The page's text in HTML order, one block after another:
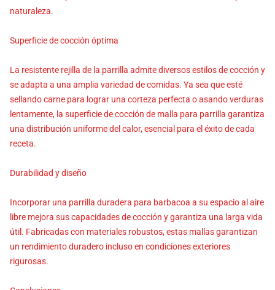
naturaleza.
Superficie de cocción óptima
La resistente rejilla de la parrilla admite diversos estilos de cocción y
se adapta a una amplia variedad de comidas. Ya sea que esté
sellando carne para lograr una corteza perfecta o asando verduras
lentamente, la superficie de cocción de malla para parrilla garantiza
una distribución uniforme del calor, esencial para el éxito de cada
receta.
Durabilidad y diseño
Incorporar una parrilla duradera para barbacoa a su espacio al aire
libre mejora sus capacidades de cocción y garantiza una larga vida
útil. Fabricadas con materiales robustos, estas mallas garantizan
un rendimiento duradero incluso en condiciones exteriores
rigurosas.